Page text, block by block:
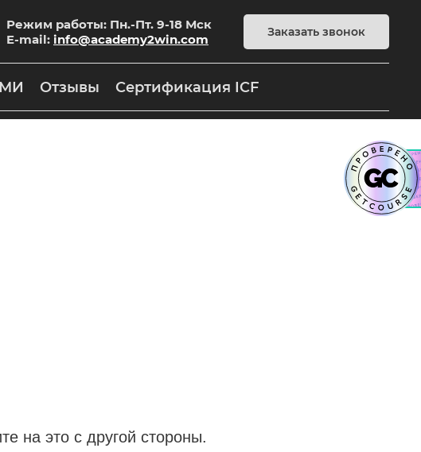
Режим работы: Пн.-Пт. 9-18 Мск
E-mail: info@academy2win.com
Заказать звонок
Отзывы Сертификация ICF
на это с другой стороны.